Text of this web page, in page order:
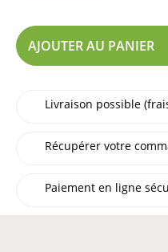
AJOUTER AU PANIER
Livraison possible
Récupérer votre
Paiement en ligne